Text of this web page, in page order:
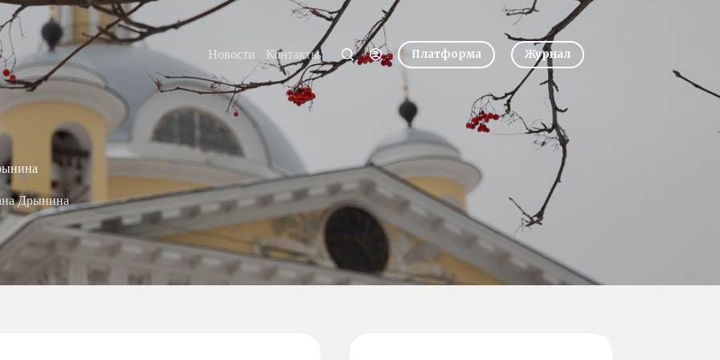
Новости Контакты Платформа Журнал
Дрынина